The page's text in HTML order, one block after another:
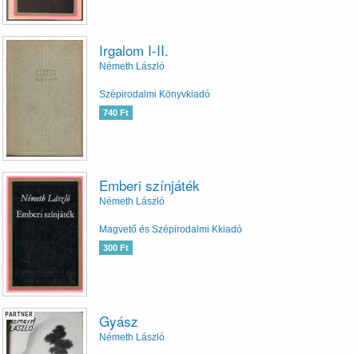
Irgalom I-II.
Németh László
Szépirodalmi Könyvkiadó
740 Ft
Emberi színjáték
Németh László
Magvető és Szépirodalmi Kkiadó
300 Ft
PARTNER Gyász
Németh László